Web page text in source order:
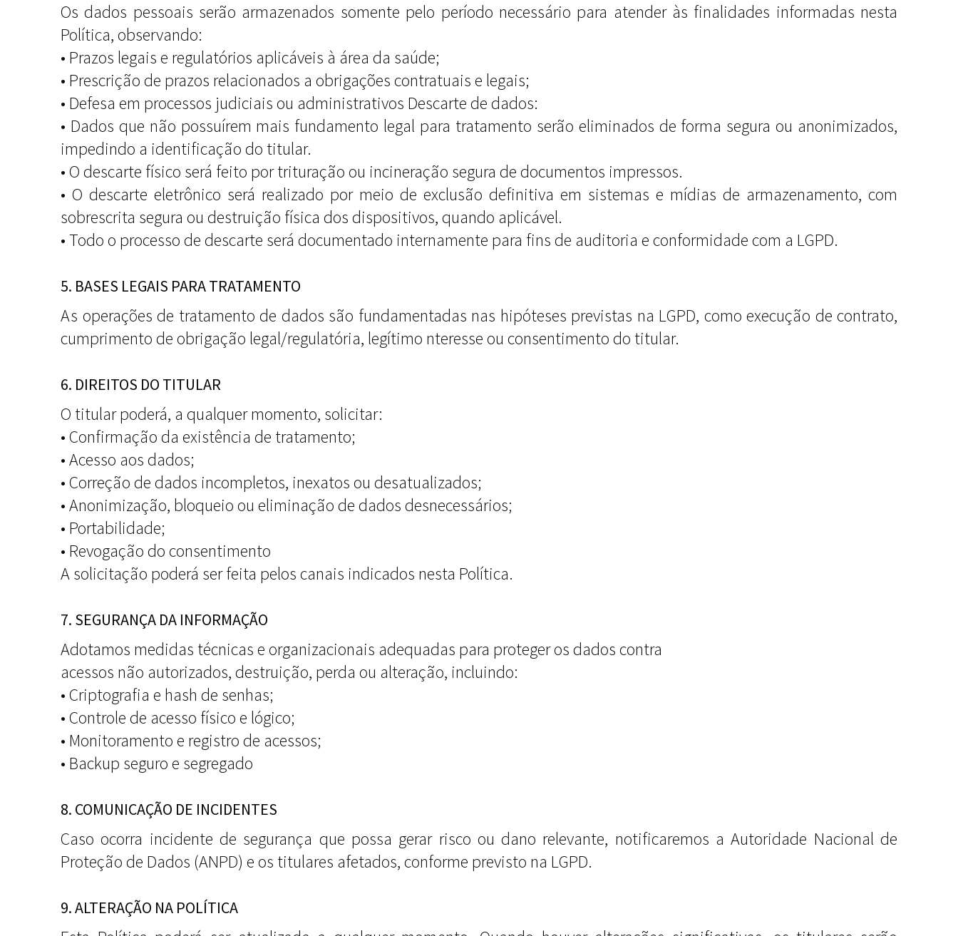
Os dados pessoais serão armazenados somente pelo período necessário para atender às finalidades informadas nesta
Política, observando:
• Prazos legais e regulatórios aplicáveis à área da saúde;
• Prescrição de prazos relacionados a obrigações contratuais e legais;
• Defesa em processos judiciais ou administrativos Descarte de dados:
• Dados que não possuírem mais fundamento legal para tratamento serão eliminados de forma segura ou anonimizados,
impedindo a identificação do titular.
• O descarte físico será feito por trituração ou incineração segura de documentos impressos.
• O descarte eletrônico será realizado por meio de exclusão definitiva em sistemas e mídias de armazenamento, com
sobrescrita segura ou destruição física dos dispositivos, quando aplicável.
• Todo o processo de descarte será documentado internamente para fins de auditoria e conformidade com a LGPD.
5. BASES LEGAIS PARA TRATAMENTO
As operações de tratamento de dados são fundamentadas nas hipóteses previstas na LGPD, como execução de contrato,
cumprimento de obrigação legal/regulatória, legítimo nteresse ou consentimento do titular.
6. DIREITOS DO TITULAR
O titular poderá, a qualquer momento, solicitar:
• Confirmação da existência de tratamento;
• Acesso aos dados;
• Correção de dados incompletos, inexatos ou desatualizados;
• Anonimização, bloqueio ou eliminação de dados desnecessários;
• Portabilidade;
• Revogação do consentimento
A solicitação poderá ser feita pelos canais indicados nesta Política.
7. SEGURANÇA DA INFORMAÇÃO
Adotamos medidas técnicas e organizacionais adequadas para proteger os dados contra
acessos não autorizados, destruição, perda ou alteração, incluindo:
• Criptografia e hash de senhas;
• Controle de acesso físico e lógico;
• Monitoramento e registro de acessos;
• Backup seguro e segregado
8. COMUNICAÇÃO DE INCIDENTES
Caso ocorra incidente de segurança que possa gerar risco ou dano relevante, notificaremos a Autoridade Nacional de
Proteção de Dados (ANPD) e os titulares afetados, conforme previsto na LGPD.
9. ALTERAÇÃO NA POLÍTICA